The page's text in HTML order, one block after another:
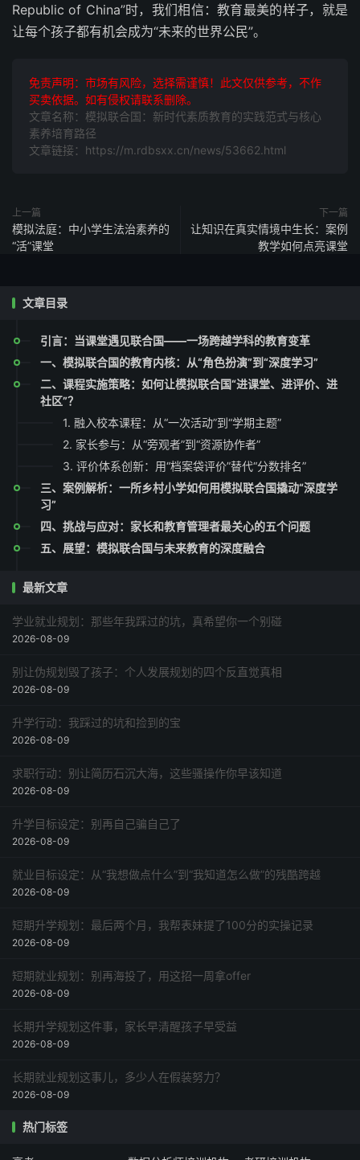
Republic of China”时，我们相信：教育最美的样子，就是
让每个孩子都有机会成为“未来的世界公民”。
免责声明：市场有风险，选择需谨慎！此文仅供参考，不作
买卖依据。如有侵权请联系删除。
文章名称：模拟联合国：新时代素质教育的实践范式与核心
素养培育路径
文章链接：https://m.rdbsxx.cn/news/53662.html
上一篇
模拟法庭：中小学生法治素养的
“活”课堂
下一篇
让知识在真实情境中生长：案例
教学如何点亮课堂
文章目录
引言：当课堂遇见联合国——一场跨越学科的教育变革
一、模拟联合国的教育内核：从“角色扮演”到“深度学习”
二、课程实施策略：如何让模拟联合国“进课堂、进评价、进
社区”？
1. 融入校本课程：从“一次活动”到“学期主题”
2. 家长参与：从“旁观者”到“资源协作者”
3. 评价体系创新：用“档案袋评价”替代“分数排名”
三、案例解析：一所乡村小学如何用模拟联合国撬动“深度学
习”
四、挑战与应对：家长和教育管理者最关心的五个问题
五、展望：模拟联合国与未来教育的深度融合
最新文章
学业就业规划：那些年我踩过的坑，真希望你一个别碰
2026-08-09
别让伪规划毁了孩子：个人发展规划的四个反直觉真相
2026-08-09
升学行动：我踩过的坑和捡到的宝
2026-08-09
求职行动：别让简历石沉大海，这些骚操作你早该知道
2026-08-09
升学目标设定：别再自己骗自己了
2026-08-09
就业目标设定：从“我想做点什么”到“我知道怎么做”的残酷跨越
2026-08-09
短期升学规划：最后两个月，我帮表妹提了100分的实操记录
2026-08-09
短期就业规划：别再海投了，用这招一周拿offer
2026-08-09
长期升学规划这件事，家长早清醒孩子早受益
2026-08-09
长期就业规划这事儿，多少人在假装努力？
2026-08-09
热门标签